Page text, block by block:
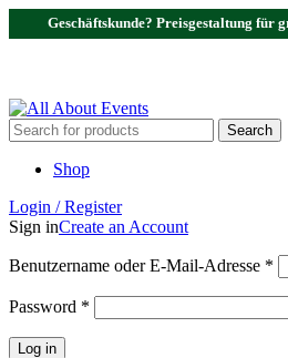
Geschäftskunde? Preisgestaltung für
Search
Shop
Login / Register
Sign inCreate an Account
Benutzername oder E-Mail-Adresse *
Password *
Log in